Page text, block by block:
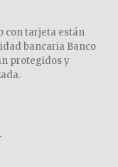
con tarjeta están
bancaria Banco
protegidos y